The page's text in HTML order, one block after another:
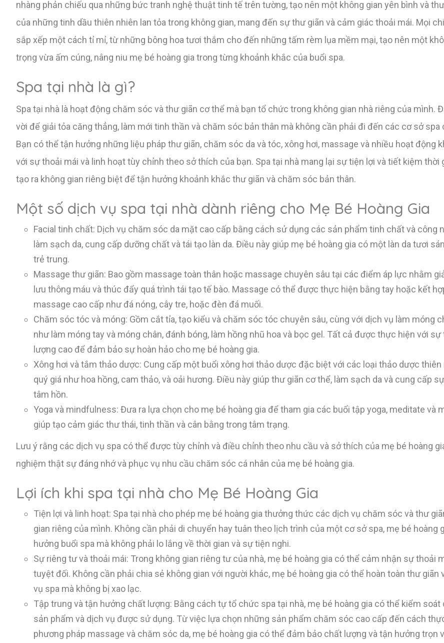
nhàng phản chiếu qua những bức tranh nghệ thuật tinh tế trên tường, tạo nên một không gian yên bình và
của những tinh dầu thiên nhiên lan tỏa trong không gian, mang đến sự thư giãn và cảm giác thoải mái. Mọi
sắp xếp một cách tỉ mỉ, từ những bông hoa tươi thắm cho đến những tấm rèm lụa mềm mại, tạo nên một
trọng vừa ấm cúng, nâng niu mẹ bé hoàng gia trong từng khoảnh khắc của buổi spa.
Spa tại nhà là gì?
Spa tại nhà là hoạt động chăm sóc và thư giãn cơ thể mà bạn tổ chức trong không gian nhà riêng của mình.
vời để giải tỏa căng thẳng, làm mới tinh thần và chăm sóc bản thân mà không cần phải đi đến các cơ sở spa
Bạn có thể tận hưởng những liệu pháp thư giãn, chăm sóc da và tóc, xông hơi, massage và nhiều hoạt động
với sự thoải mái và linh hoạt tùy chỉnh theo sở thích của bạn. Spa tại nhà mang lại sự tiện lợi và tiết kiệm thời
tạo ra không gian riêng biệt để tận hưởng khoảnh khắc thư giãn và chăm sóc bản thân.
Một số dịch vụ spa tại nhà dành riêng cho Mẹ Bé Hoàng Gia
Facial tinh chất: Dịch vụ chăm sóc da mặt cao cấp bằng cách sử dụng các sản phẩm tinh chất và công
làm sạch da, cung cấp dưỡng chất và tái tạo làn da. Điều này giúp mẹ bé hoàng gia có một làn da tươi
trẻ trung.
Massage thư giãn: Bao gồm massage toàn thân hoặc massage chuyên sâu tại các điểm áp lực nhằm
lưu thông máu và thúc đẩy quá trình tái tạo tế bào. Massage có thể được thực hiện bằng tay hoặc kết
massage cao cấp như đá nóng, cây tre, hoặc đèn đá muối.
Chăm sóc tóc và móng: Gồm cắt tỉa, tạo kiểu và chăm sóc tóc chuyên sâu, cùng với dịch vụ làm móng
như làm móng tay và móng chân, đánh bóng, làm hồng nhũ hoa và bọc gel. Tất cả được thực hiện với
lượng cao để đảm bảo sự hoàn hảo cho mẹ bé hoàng gia.
Xông hơi và tắm thảo dược: Cung cấp một buổi xông hơi thảo dược đặc biệt với các loại thảo dược thiên
quý giá như hoa hồng, cam thảo, và oải hương. Điều này giúp thư giãn cơ thể, làm sạch da và cung cấp
tâm hồn.
Yoga và mindfulness: Đưa ra lựa chọn cho mẹ bé hoàng gia để tham gia các buổi tập yoga, meditate và
giúp tạo cảm giác thư thái, tinh thần và cân bằng trong tâm trạng.
Lưu ý rằng các dịch vụ spa có thể được tùy chỉnh và điều chỉnh theo nhu cầu và sở thích của mẹ bé hoàng
nghiệm thật sự đáng nhớ và phục vụ nhu cầu chăm sóc cá nhân của mẹ bé hoàng gia.
Lợi ích khi spa tại nhà cho Mẹ Bé Hoàng Gia
Tiện lợi và linh hoạt: Spa tại nhà cho phép mẹ bé hoàng gia thưởng thức các dịch vụ chăm sóc và thư
gian riêng của mình. Không cần phải di chuyển hay tuân theo lịch trình của một cơ sở spa, mẹ bé hoàng
hưởng buổi spa mà không phải lo lắng về thời gian và sự tiện nghi.
Sự riêng tư và thoải mái: Trong không gian riêng tư của nhà, mẹ bé hoàng gia có thể cảm nhận sự thoải
tuyệt đối. Không cần phải chia sẻ không gian với người khác, mẹ bé hoàng gia có thể hoàn toàn thư giãn
vụ spa mà không bị xao lạc.
Tập trung và tận hưởng chất lượng: Bằng cách tự tổ chức spa tại nhà, mẹ bé hoàng gia có thể kiểm
sản phẩm và dịch vụ được sử dụng. Từ việc lựa chọn những sản phẩm chăm sóc cao cấp đến cách
phương pháp massage và chăm sóc da, mẹ bé hoàng gia có thể đảm bảo chất lượng và tận hưởng trọn